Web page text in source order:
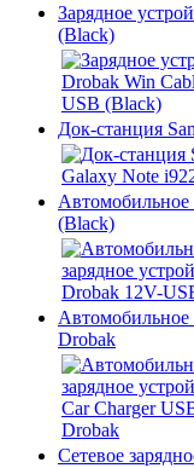
Зарядное
(Black)
Док-станция
Автомобильное
(Black)
Автомобильное
Drobak
Сетевое